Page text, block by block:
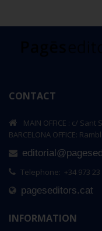
CONTACT
MAIN OFFICE : c/
BARCELONA OFFICE:
Telephone: +34 973 23
pageseditors.cat
INFORMATION